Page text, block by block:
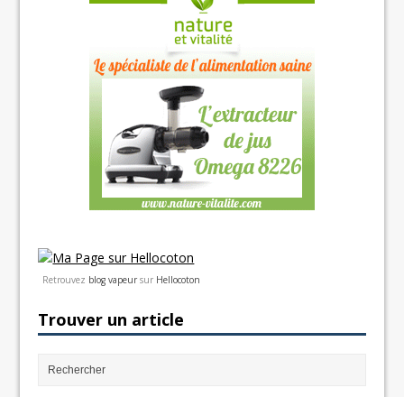
Retrouvez blog vapeur sur Hellocoton
Trouver un article